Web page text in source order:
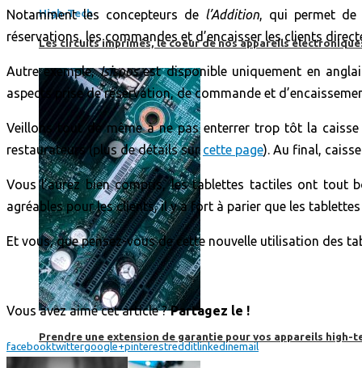
High-Tech
Les circuits imprimés, le coeur de nos appareils
Prendre une extension de garantie pour vos appareils high-
Notamment les concepteurs de l’Addition, qui permet de
réservations, les commandes et d’encaisser les clients
Autre exemple,Isisposest disponible uniquement en
aspects prise de réservation, de commande et
Veillons tout de même à ne pas enterrer trop tôt la
restaurateurs (plus de détails sur cette page). Au final,
Vous l’aurez bien compris, les tablettes tactiles ont tout
agréables pour les clients, il y a fort à parier que les
Et vous, que pensez-vous de cette nouvelle utilisation des
Vous avez aimé cet article ?Partagez le !
facebooktwittergoogle+pinterestredditlinkedinemail